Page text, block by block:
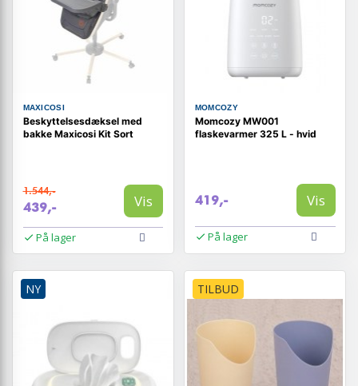
MAXICOSI
Beskyttelsesdæksel med
bakke Maxicosi Kit Sort
1.544,-
439,- Vis
På lager
MOMCOZY
Momcozy MW001
flaskevarmer 325 L - hvid
419,- Vis
På lager
NY TILBUD